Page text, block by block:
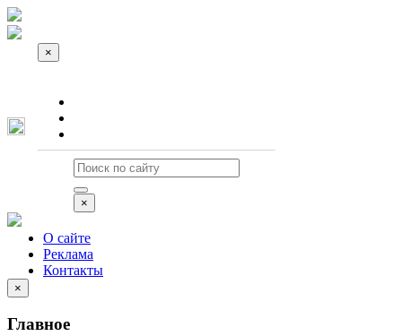
×
×
О сайте
Реклама
Контакты
×
Главное